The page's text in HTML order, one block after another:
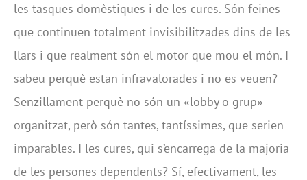
les tasques domèstiques i de les cures. Són feines
que continuen totalment invisibilitzades dins de les
llars i que realment són el motor que mou el món. I
sabeu perquè estan infravalorades i no es veuen?
Senzillament perquè no són un «lobby o grup»
organitzat, però són tantes, tantíssimes, que serien
imparables. I les cures, qui s’encarrega de la majoria
de les persones dependents? Sí, efectivament, les